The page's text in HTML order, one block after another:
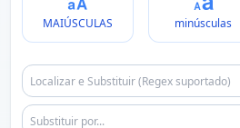
MAIÚSCULAS minúsculas